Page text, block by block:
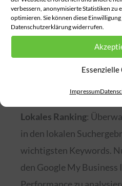
verbessern, anonymisierte Statistiken zu
optimieren. Sie können diese
Datenschutzerklärung widerrufen.
Essenzielle
Impressum
Um den Erfolg Ihrer
messen, sollten Sie
durchführen und Ihre
Hier sind einige wichtige
Lokales Ranking:
in den lokalen
wichtigsten Keywords.
den Google My